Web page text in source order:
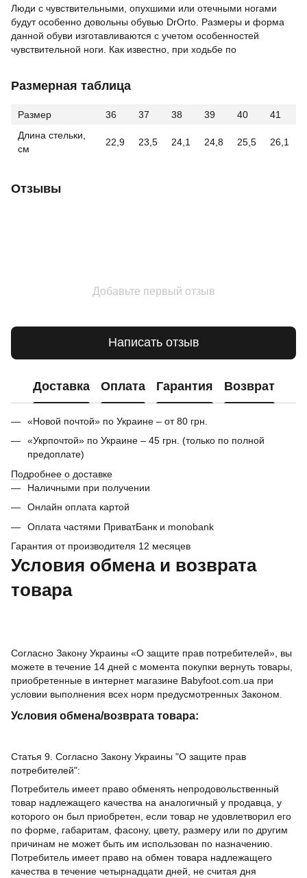
Люди с чувствительными, опухшими или отечными ногами
будут особенно довольны обувью DrOrto. Размеры и форма
данной обуви изготавливаются с учетом особенностей
чувствительной ноги. Как известно, при ходьбе по
Размерная таблица
Размер 36 37 38 39 40
41
Длина стельки,
см
22,9 23,5 24,1 24,8 25,5 26,1
Отзывы
Добавьте первый отзыв
Написать отзыв
Доставка Оплата Гарантия Возврат
«Новой почтой» по Украине – от 80 грн.
«Укрпочтой» по Украине – 45 грн. (только по полной
предоплате)
Подробнее о доставке
Наличными при получении
Онлайн оплата картой
Оплата частями ПриватБанк и monobank
Гарантия от производителя 12 месяцев
Условия обмена и возврата
товара
Согласно Закону Украины «О защите прав потребителей», вы
можете в течение 14 дней с момента покупки вернуть товары,
приобретенные в интернет магазине Babyfoot.com.ua при
условии выполнения всех норм предусмотренных Законом.
Условия обмена/возврата товара:
Статья 9. Согласно Закону Украины "О защите прав
потребителей":
Потребитель имеет право обменять непродовольственный
товар надлежащего качества на аналогичный у продавца, у
которого он был приобретен, если товар не удовлетворил его
по форме, габаритам, фасону, цвету, размеру или по другим
причинам не может быть им использован по назначению.
Потребитель имеет право на обмен товара надлежащего
качества в течение четырнадцати дней, не считая дня